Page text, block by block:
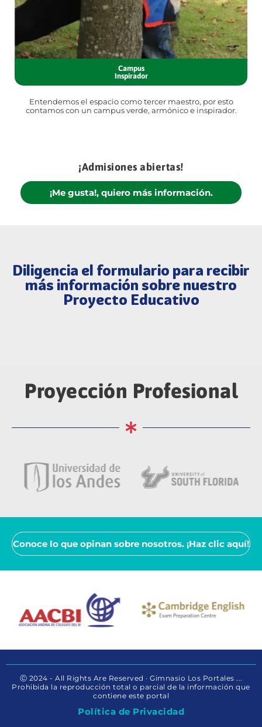
Campus
Inspirador
Entendemos el espacio como tercer maestro, por esto
contamos con un campus verde, armónico e inspirador.
¡Admisiones abiertas!
¡Me gusta!, quiero más información.
Diligencia el formulario para recibir
más información sobre nuestro
Proyecto Educativo
Proyección Profesional
Conoce lo que opinan sobre nosotros. ¡Haz clic aquí!
Ⓒ 2024 - All Rights Are Reserved · Gimnasio Los Portales ...
Prohibida la reproducción total o parcial de la información que
contiene este portal
Política de Privacidad